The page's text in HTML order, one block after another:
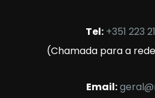
Tel: +351 223
(Chamada para a
Email: